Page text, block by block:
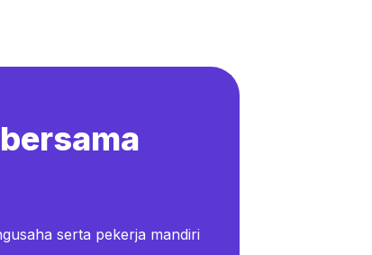
serta pekerja mandiri